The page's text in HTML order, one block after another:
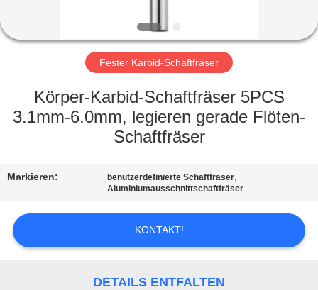
FABRIK-
AUSFLUG
QUALITÄTSKONTROLLE
SIE
UNS
IN
VERBINDUNG
Fester Karbid-Schaftfräser
Körper-Karbid-Schaftfräser 5PCS
3.1mm-6.0mm, legieren gerade Flöten-
Schaftfräser
Markieren: benutzerdefinierte Schaftfräser,
Aluminiumausschnittschaftfräser
KONTAKT!
DETAILS ENTFALTEN